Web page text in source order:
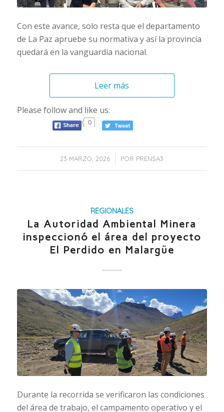
Con este avance, solo resta que el departamento
de La Paz apruebe su normativa y así la provincia
quedará en la vanguardia nacional.
Leer más
Please follow and like us:
0
23 MARZO, 2026
/ POR PRENSA3
REGIONALES
La Autoridad Ambiental Minera
inspeccionó el área del proyecto
El Perdido en Malargüe
Durante la recorrida se verificaron las condiciones
del área de trabajo, el campamento operativo y el